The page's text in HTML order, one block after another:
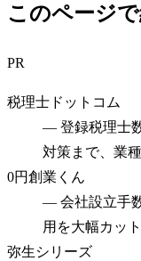
このページ
PR
税理士ドットコム
— 登録税理士
対策まで、業
0円創業くん
— 会社設立手
用を大幅カット
弥生シリーズ